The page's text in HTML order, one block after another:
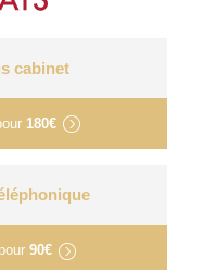
cabinet
180€
pour 90€